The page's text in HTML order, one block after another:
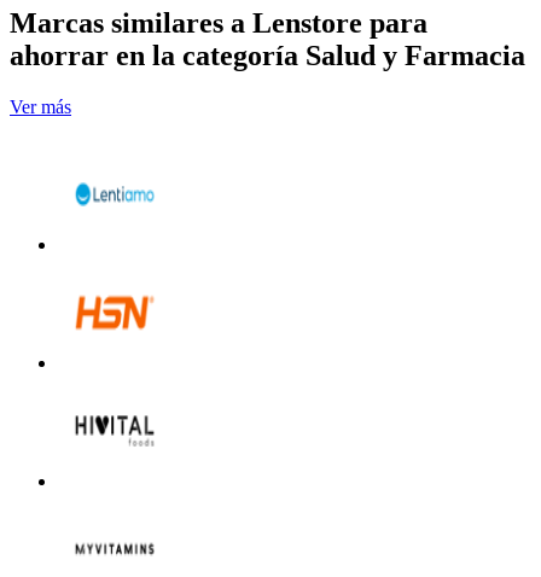
Marcas similares a Lenstore para
ahorrar en la categoría Salud y Farmacia
Ver más